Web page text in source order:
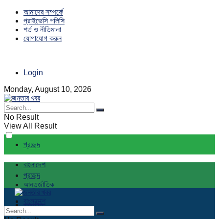
আমাদের সম্পর্কে
প্রাইভেসি পলিসি
শর্ত ও নীতিমালা
যোগাযোগ করুন
Login
Monday, August 10, 2026
No Result
View All Result
প্রচ্ছদ
বাংলাদেশ
আন্তর্জাতিক
রাজনীতি
প্রচ্ছদ
বাংলাদেশ